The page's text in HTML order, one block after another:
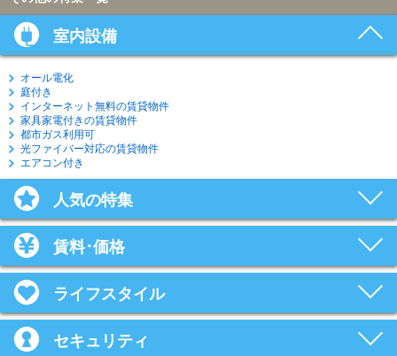
室内設備
オール電化
庭付き
インターネット無料の賃貸物件
家具家電付きの賃貸物件
都市ガス利用可
光ファイバー対応の賃貸物件
エアコン付き
人気の特集
賃料･価格
ライフスタイル
セキュリティ